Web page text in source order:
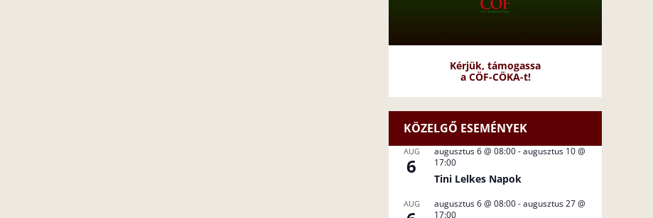
Kérjük, támogassa
a CÖF-CÖKA-t!
KÖZELGŐ ESEMÉNYEK
AUG
6
augusztus 6 @ 08:00-augusztus 10 @
17:00
Tini Lelkes Napok
AUG augusztus 6 @ 08:00-augusztus 27 @
17:00